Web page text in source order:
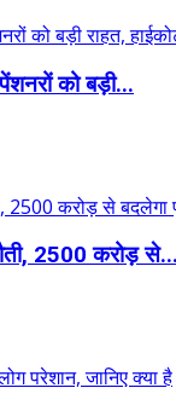
को बड़ी...
2500 करोड़